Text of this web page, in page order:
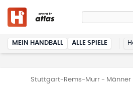
MEIN HANDBALL ALLE SPIELE
Stuttgart-Rems-Murr - Männer